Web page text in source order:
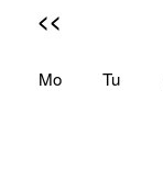
<<
Mo Tu